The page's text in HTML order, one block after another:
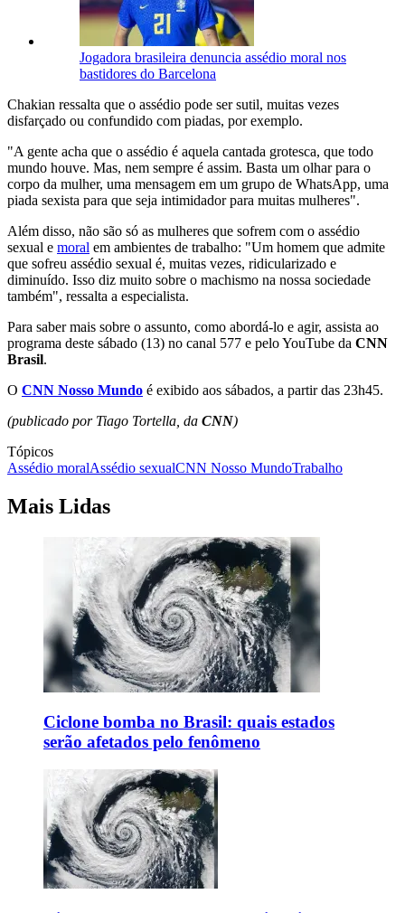
Jogadora brasileira denuncia assédio moral nos
bastidores do Barcelona
Chakian ressalta que o assédio pode ser sutil, muitas vezes
disfarçado ou confundido com piadas, por exemplo.
"A gente acha que o assédio é aquela cantada grotesca, que todo
mundo houve. Mas, nem sempre é assim. Basta um olhar para o
corpo da mulher, uma mensagem em um grupo de WhatsApp, uma
piada sexista para que seja intimidador para muitas mulheres".
Além disso, não são só as mulheres que sofrem com o assédio
sexual e moral em ambientes de trabalho: "Um homem que admite
que sofreu assédio sexual é, muitas vezes, ridicularizado e
diminuído. Isso diz muito sobre o machismo na nossa sociedade
também", ressalta a especialista.
Para saber mais sobre o assunto, como abordá-lo e agir, assista ao
programa deste sábado (13) no canal 577 e pelo YouTube da CNN
Brasil.
O CNN Nosso Mundo é exibido aos sábados, a partir das 23h45.
(publicado por Tiago Tortella, da CNN)
Tópicos
Assédio moralAssédio sexualCNN Nosso MundoTrabalho
Mais Lidas
Ciclone bomba no Brasil: quais estados
serão afetados pelo fenômeno